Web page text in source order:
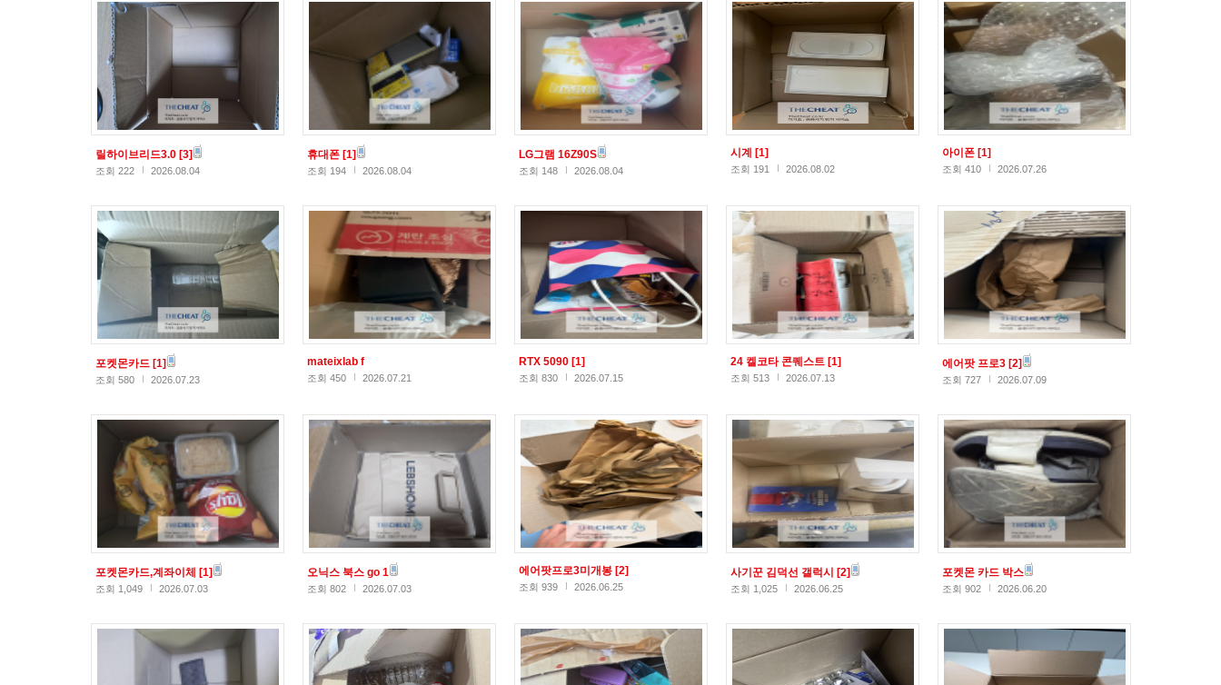
릴하이브리드3.0 [3]
조회 222 2026.08.04
휴대폰 [1]
조회 194 2026.08.04
LG그램 16Z90S
조회 148 2026.08.04
시계 [1]
조회 191 2026.08.02
아이폰 [1]
조회 410 2026.07.26
포켓몬카드 [1]
조회 580 2026.07.23
mateixlab f
조회 450 2026.07.21
RTX 5090 [1]
조회 830 2026.07.15
24 켈코타 콘퀘스트 [1]
조회 513 2026.07.13
에어팟 프로3 [2]
조회 727 2026.07.09
포켓몬카드,계좌이체 [1]
조회 1,049 2026.07.03
오닉스 북스 go 1
조회 802 2026.07.03
에어팟프로3미개봉 [2]
조회 939 2026.06.25
사기꾼 김덕선 갤럭시 [2]
조회 1,025 2026.06.25
포켓몬 카드 박스
조회 902 2026.06.20